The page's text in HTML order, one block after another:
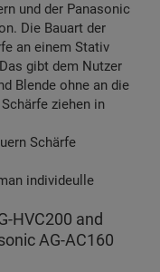
und der Panasonic
Die Bauart der
an einem Stativ
gibt dem Nutzer
Blende ohne an die
ziehen in
Schärfe
individeulle
HVC200 and
AG-AC160